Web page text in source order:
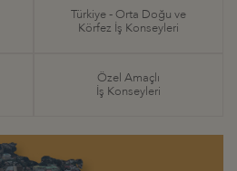
Türkiye - Orta Doğu ve
Körfez İş Konseyleri
Özel Amaçlı
İş Konseyleri